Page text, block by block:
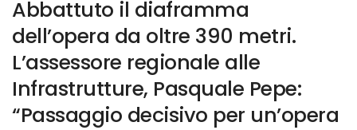
Abbattuto il diaframma
dell’opera da oltre 390 metri.
L’assessore regionale alle
Infrastrutture, Pasquale Pepe:
“Passaggio decisivo per un’opera